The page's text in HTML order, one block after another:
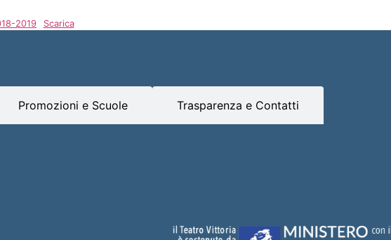
2019 Scarica
Promozioni e Scuole Trasparenza e Contatti